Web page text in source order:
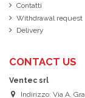
Contatti
Withdrawal request
Delivery
CONTACT US
Ventec srl
Indirizzo: Via A.